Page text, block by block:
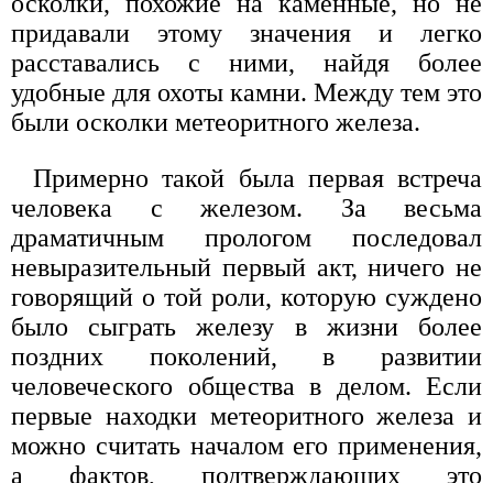
придавали этому значения и легко
расставались с ними, найдя более
удобные для охоты камни. Между тем это
были осколки метеоритного железа.
Примерно такой была первая встреча
человека с железом. За весьма
драматичным прологом последовал
невыразительный первый акт, ничего не
говорящий о той роли, которую суждено
было сыграть железу в жизни более
поздних поколений, в развитии
человеческого общества в делом. Если
первые находки метеоритного железа и
можно считать началом его применения,
а фактов, подтверждающих это